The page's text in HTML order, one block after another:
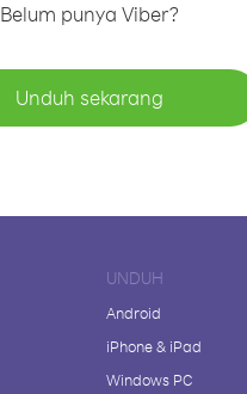
Belum punya Viber?
Unduh sekarang
UNDUH
Android
iPhone & iPad
Windows PC